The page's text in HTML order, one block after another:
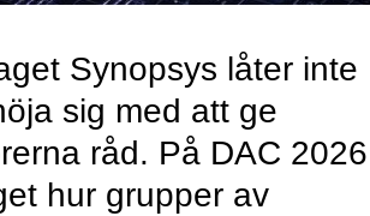
Synopsys låter inte
sig med att ge
råd. På DAC 2026
hur grupper av